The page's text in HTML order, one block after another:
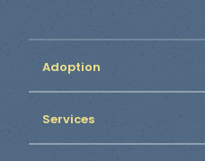
Adoption
Services